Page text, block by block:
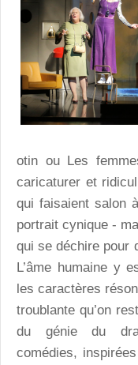
otin ou Les
caricaturer et
qui faisaient salon
portrait cynique -
qui se déchire pour
L’âme humaine y
les caractères
troublante qu’on
du génie du
comédies,